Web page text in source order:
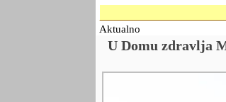
Aktualno
U Domu zdravlja